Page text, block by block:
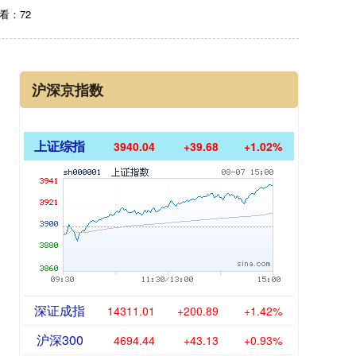
：72
沪深京指数
上证综指 3940.04 +39.68 +1.02%
深证成指 14311.01 +200.89 +1.42%
沪深300 4694.44 +43.13 +0.93%